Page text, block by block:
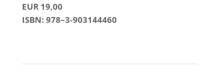
EUR 19,00
ISBN: 978–3‑903144460